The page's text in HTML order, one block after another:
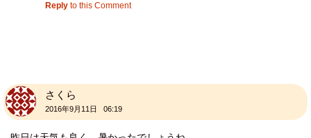
Reply to this Comment
さくら
2016年9月11日 06:19